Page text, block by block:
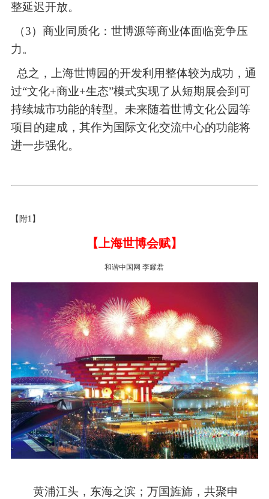
整延迟开放。
（3）商业同质化：世博源等商业体面临竞争压
力。
总之，上海世博园的开发利用整体较为成功，通
过“文化+商业+生态”模式实现了从短期展会到可
持续城市功能的转型。未来随着世博文化公园等
项目的建成，其作为国际文化交流中心的功能将
进一步强化。
【附1】
【上海世博会赋】
和谐中国网李耀君
黄浦江头，东海之滨；万国旌旆，共聚申